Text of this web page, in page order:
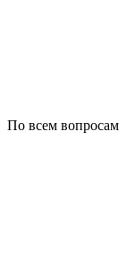
По всем вопросам